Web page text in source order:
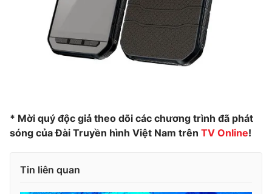
* Mời quý độc giả theo dõi các chương trình đã phát
sóng của Đài Truyền hình Việt Nam trên TV Online!
Tin liên quan